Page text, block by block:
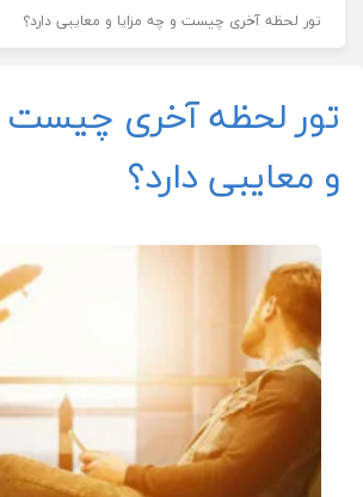
تور لحظه آخری چیست و چه مزایا و معایبی دارد؟
تور لحظه آخری چیست
و معایبی دارد؟